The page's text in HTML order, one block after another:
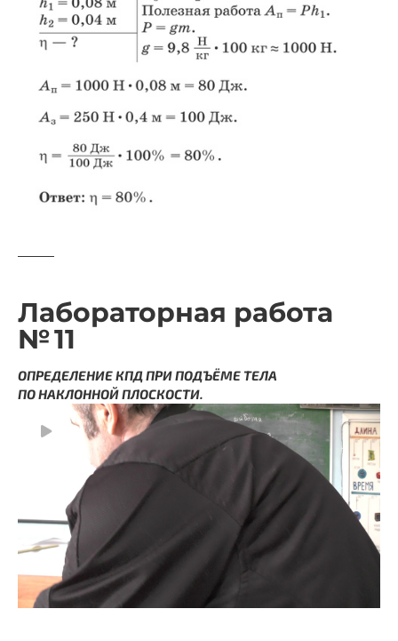
Лабораторная работа
№ 11
ОПРЕДЕЛЕНИЕ КПД ПРИ ПОДЪЁМЕ ТЕЛА
ПО НАКЛОННОЙ ПЛОСКОСТИ.